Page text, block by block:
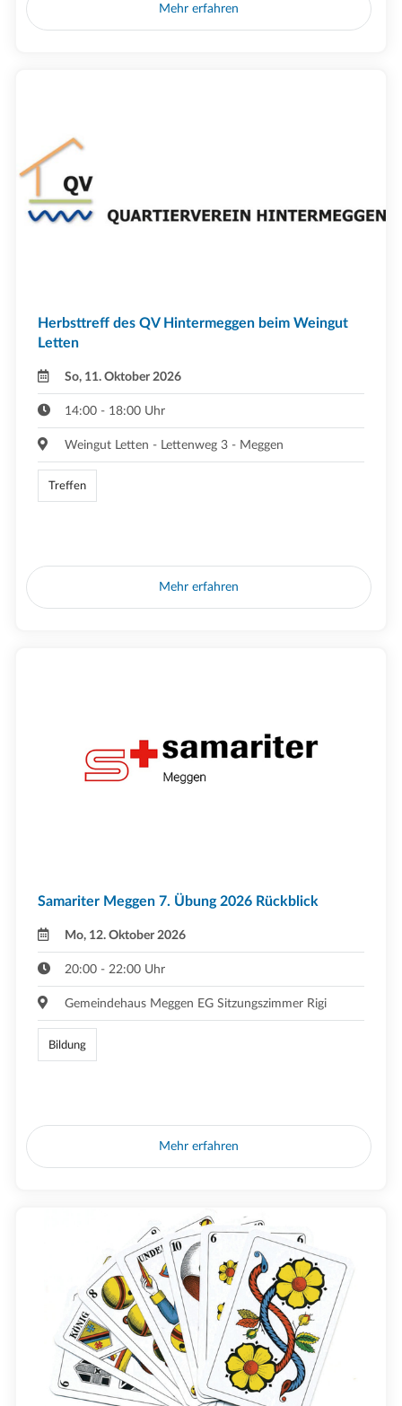
Mehr erfahren
Herbsttreff des QV Hintermeggen beim Weingut
Letten
So, 11. Oktober 2026
14:00 - 18:00 Uhr
Weingut Letten - Lettenweg 3 - Meggen
Treffen
Mehr erfahren
Samariter Meggen 7. Übung 2026 Rückblick
Mo, 12. Oktober 2026
20:00 - 22:00 Uhr
Gemeindehaus Meggen EG Sitzungszimmer Rigi
Bildung
Mehr erfahren